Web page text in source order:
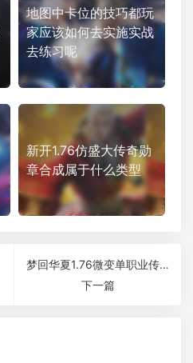
地图中卡位的技巧都玩
家应该如何去实施实战
去练习呢
新开1.76仿盛大传奇勋
章合成属于什么类型
梦回华夏1.76微变单职业传奇纯绿色游戏
下一篇